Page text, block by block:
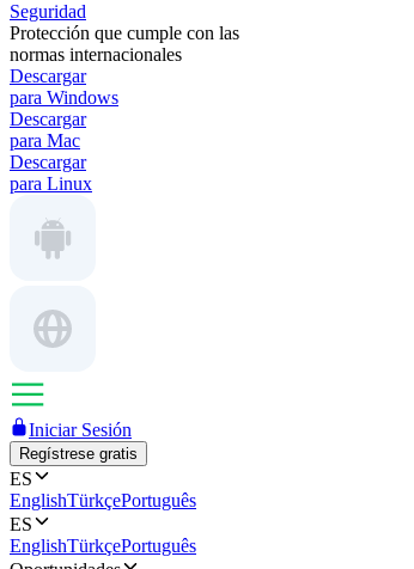
Seguridad
Protección que cumple con las
normas internacionales
Descargar
para Windows
Descargar
para Mac
Descargar
para Linux
Iniciar Sesión
Regístrese gratis
ES
EnglishTürkçePortuguês
ES
EnglishTürkçePortuguês